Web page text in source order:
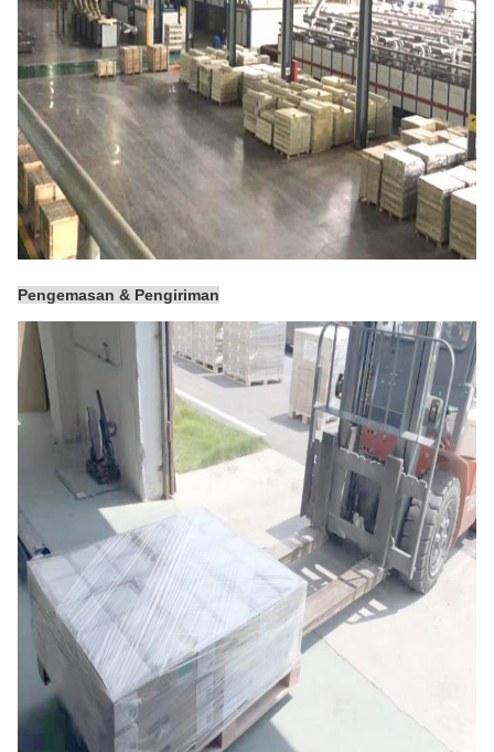
Pengemasan & Pengiriman